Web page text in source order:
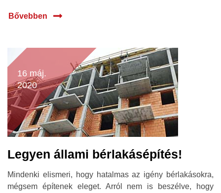
Bővebben
16 máj.
2020
Legyen állami bérlakásépítés!
Mindenki elismeri, hogy hatalmas az igény bérlakásokra,
mégsem építenek eleget. Arról nem is beszélve, hogy